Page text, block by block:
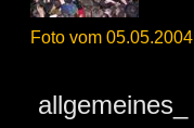
Foto vom 05.05.2004
allgemeines_